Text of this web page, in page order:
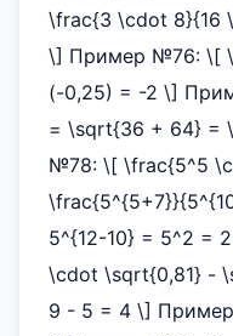
\frac{3 \cdot 8}{16
\] Пример №76: \[
(-0,25) = -2 \]
= \sqrt{36 + 64} =
№78: \[ \frac{5^5
5^{12-10} = 5^2 =
\cdot \sqrt{0,81} -
9 - 5 = 4 \]